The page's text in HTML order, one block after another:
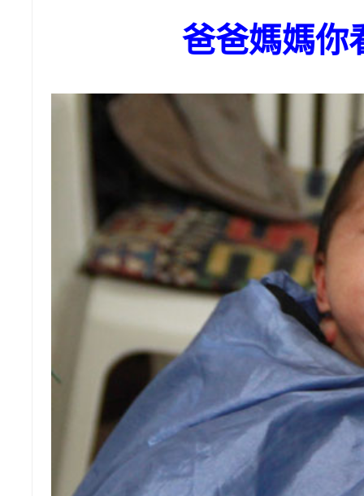
爸爸媽媽你